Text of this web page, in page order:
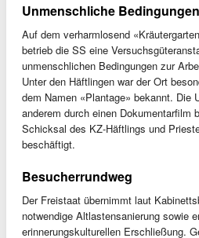
Unmenschliche Bedingungen
Auf dem verharmlosend
betrieb die SS eine
unmenschlichen Bedingungen zur
Unter den Häftlingen war der Ort
dem Namen «Plantage» bekannt. Die
anderem durch einen Dokumentarfilm
Schicksal des KZ-Häftlings und
beschäftigt.
Besucherrundweg
Der Freistaat übernimmt laut
notwendige Altlastensanierung sowie
erinnerungskulturellen Erschließung.